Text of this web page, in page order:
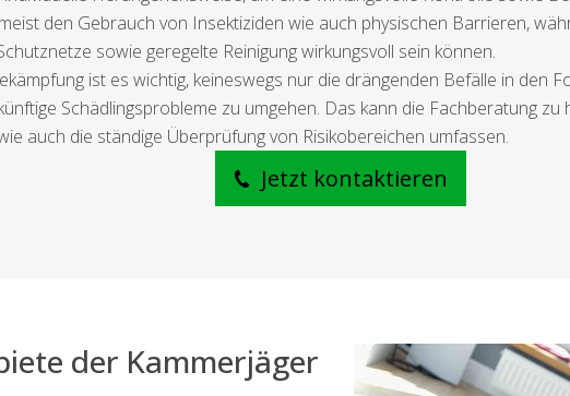
den Gebrauch von Insektiziden wie auch physischen Barrieren,
sowie geregelte Reinigung wirkungsvoll sein können.
ist es wichtig, keineswegs nur die drängenden Befälle in den
Schädlingsprobleme zu umgehen. Das kann die Fachberatung
auch die ständige Überprüfung von Risikobereichen umfassen.
Jetzt kontaktieren
der Kammerjäger